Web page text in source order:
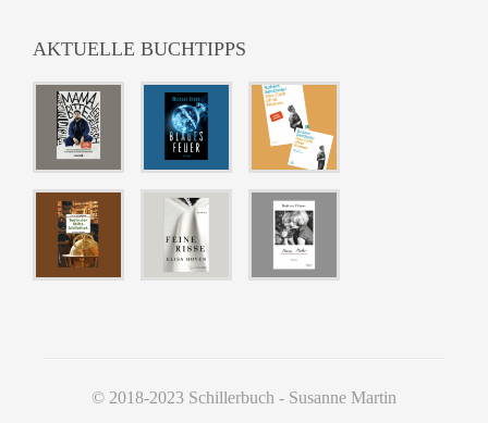
AKTUELLE BUCHTIPPS
© 2018-2023 Schillerbuch - Susanne Martin